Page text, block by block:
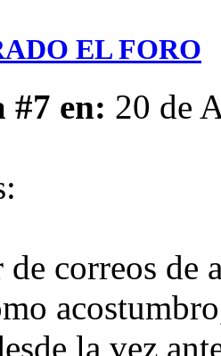
EL FORO
#7 en: 20 de
de correos de
la vez